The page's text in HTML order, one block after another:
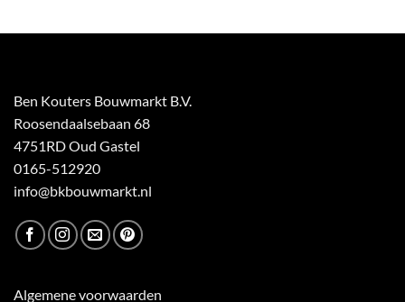
Ben Kouters Bouwmarkt B.V.
Roosendaalsebaan 68
4751RD Oud Gastel
0165-512920
info@bkbouwmarkt.nl
Algemene voorwaarden